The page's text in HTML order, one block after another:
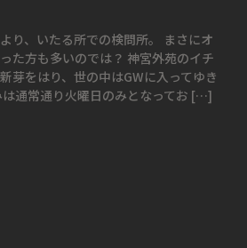
り、いたる所での検問所。 まさにオ
た方も多いのでは？ 神宮外苑のイチ
芽をはり、世の中はGWに入ってゆき
は通常通り火曜日のみとなってお […]